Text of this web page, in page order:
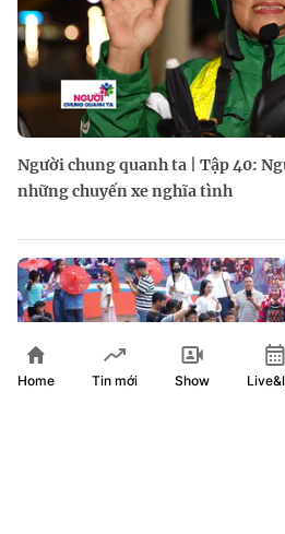
Người chung quanh ta | Tập 40:
những chuyến xe nghĩa tình
Home Tin mới Show